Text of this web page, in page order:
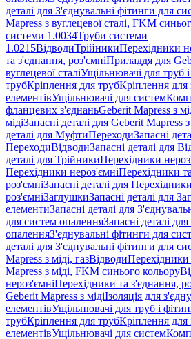
деталі для З'єднувальні фітинги для
Mapress з вуглецевої сталі, FKM
системи 1.0034Труби системи
1.0215ВідводиТрійникиПерехідники
та з'єднання, роз'ємніПриладдя для
вуглецевої сталіУщільнювачі для труб і
трубКріплення для трубКріплення для
елементівУщільнювачі для систем
фланцевих з'єднаньGeberit Mapress з
мідіЗапасні деталі для Geberit Mapress з
деталі для МуфтиПереходиЗапасні
ПереходиВідводиЗапасні деталі для
деталі для ТрійникиПерехідники
Перехідники нероз'ємніПерехідники
роз'ємніЗапасні деталі для
роз'ємніЗаглушкиЗапасні деталі для
елементиЗапасні деталі для
для систем опаленняЗапасні деталі
опаленняЗ'єднувальні фітинги для
деталі для З'єднувальні фітинги для
Mapress з міді, газВідводиПерехідники
Mapress з міді, FKM синього кольору
нероз'ємніПерехідники та з'єднання,
Geberit Mapress з мідіІзоляція для
елементівУщільнювачі для труб і
трубКріплення для трубКріплення для
елементівУщільнювачі для систем